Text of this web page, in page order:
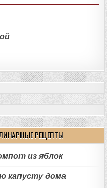
РЕЦЕПТЫ
из яблок
капусту дома